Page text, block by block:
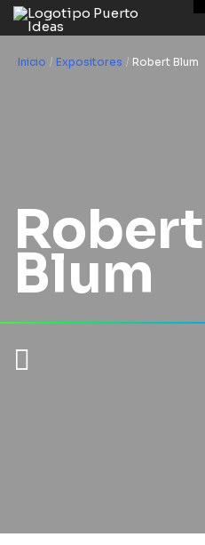
Inicio / Expositores / Robert Blum
Robert
Blum